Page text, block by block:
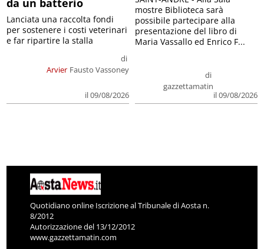
Arvier
di
Fausto Vassoney
il 09/08/2026
Lanciata una raccolta fondi
per sostenere i costi veterinari
e far ripartire la stalla
di
gazzettamatin
il 09/08/2026
mostre Biblioteca sarà
possibile partecipare alla
presentazione del libro di
Maria Vassallo ed Enrico F...
Quotidiano online Iscrizione al Tribunale di Aosta n.
8/2012
Autorizzazione del 13/12/2012
www.gazzettamatin.com